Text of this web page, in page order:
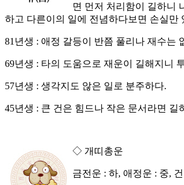
면 먼저 처리함이 길하니
하고 다른이의 일에 전념하다보면 손실만
81년생 : 애정 갈등이 반쯤 풀리나 재수는
69년생 : 타의 도움으로 재운이 길해지니
57년생 : 생각지도 않은 일로 분주하다.
45년생 : 큰 건은 힘드나 작은 문서라면 길
◇ 개띠총운
금전운 : 하, 애정운 : 중,